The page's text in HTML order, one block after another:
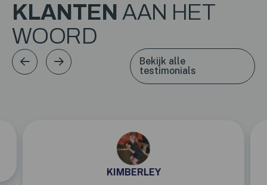
KLANTEN AAN HET
WOORD
Bekijk alle
testimonials
KIMBERLEY